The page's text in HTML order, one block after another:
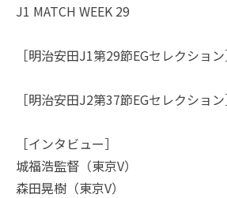
J1 MATCH WEEK 29
［明治安田J1第29節EGセレクション
［明治安田J2第37節EGセレクション
［インタビュー］
城福浩監督（東京V）
森田晃樹（東京V）